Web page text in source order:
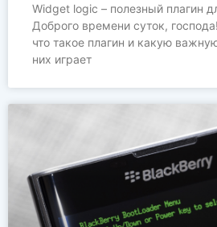
Widget logic – полезный плагин
Доброго времени суток,
что такое плагин и какую
них играет